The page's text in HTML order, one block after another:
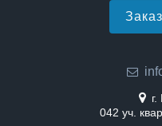
042 уч.